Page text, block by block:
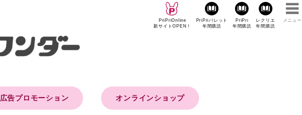
PriPriOnline
新サイトOPEN！
PriPriパレット
年間購読
PriPri
年間購読
レクリエ
年間購読
メニュー
広告プロモーション オンラインショップ